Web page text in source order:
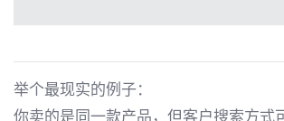
举个最现实的例子：
你卖的是同一款产品，但客户搜索方式